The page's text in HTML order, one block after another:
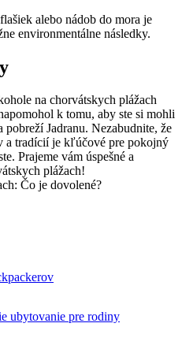
alebo nádob do mora je
environmentálne následky.
na chorvátskych plážach
k tomu, aby ste si mohli
Jadranu. Nezabudnite, že
a tradícií je kľúčové pre pokojný
Prajeme vám úspešné a
plážach!
ubytovanie pre rodiny